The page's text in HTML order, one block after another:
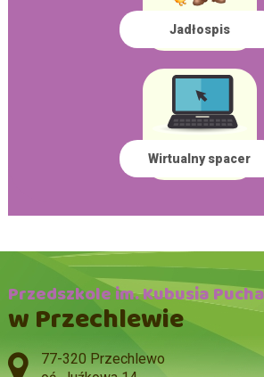
Jadłospis
Wirtualny spacer
Przedszkole im. Kubusia
w Przechlewie
Adres pocztowy:
77-320 Przechlewo